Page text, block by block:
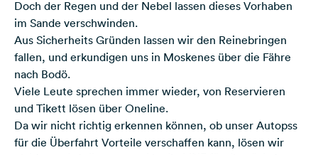
Doch der Regen und der Nebel lassen dieses Vorhaben
im Sande verschwinden.
Aus Sicherheits Gründen lassen wir den Reinebringen
fallen, und erkundigen uns in Moskenes über die Fähre
nach Bodö.
Viele Leute sprechen immer wieder, von Reservieren
und Tikett lösen über Oneline.
Da wir nicht richtig erkennen können, ob unser Autopss
für die Überfahrt Vorteile verschaffen kann, lösen wir